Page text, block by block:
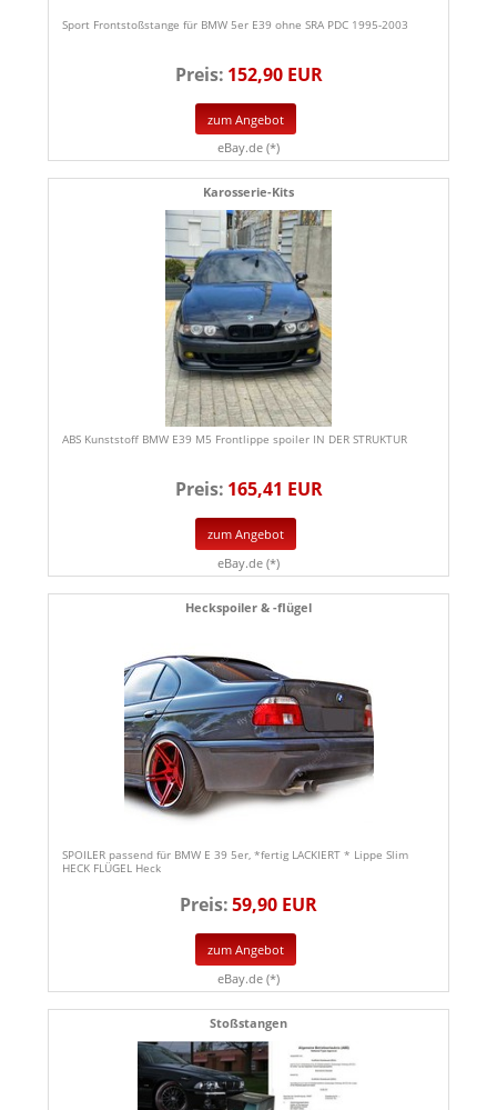
Sport Frontstoßstange für BMW 5er E39 ohne SRA PDC 1995-2003
Preis: 152,90 EUR
zum Angebot
eBay.de (*)
Karosserie-Kits
ABS Kunststoff BMW E39 M5 Frontlippe spoiler IN DER STRUKTUR
Preis: 165,41 EUR
zum Angebot
eBay.de (*)
Heckspoiler & -flügel
SPOILER passend für BMW E 39 5er, *fertig LACKIERT * Lippe Slim
HECK FLÜGEL Heck
Preis:59,90 EUR
zum Angebot
eBay.de (*)
Stoßstangen